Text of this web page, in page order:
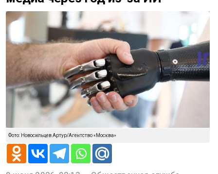
Фото: Новосильцев Артур/Агентство «Москва»